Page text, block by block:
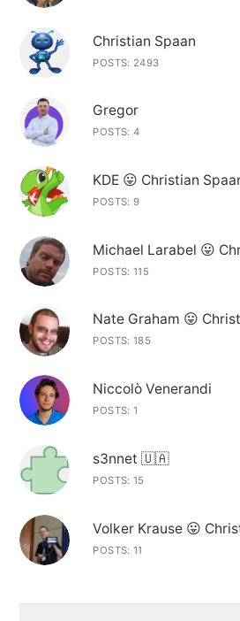
Christian Spaan
POSTS: 2493
Gregor
POSTS: 4
KDE 😛 Christian
POSTS: 9
Michael Larabel 😛
POSTS: 115
Nate Graham 😛
POSTS: 185
Niccolò Venerandi
POSTS: 1
s3nnet 🇺🇦
POSTS: 15
Volker Krause 😛
POSTS: 11